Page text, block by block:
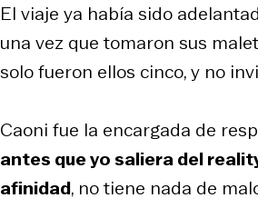
El viaje ya había sido
una vez que tomaron sus
solo fueron ellos cinco, y no
Caoni fue la encargada de
antes que yo saliera del
afinidad, no tiene nada de